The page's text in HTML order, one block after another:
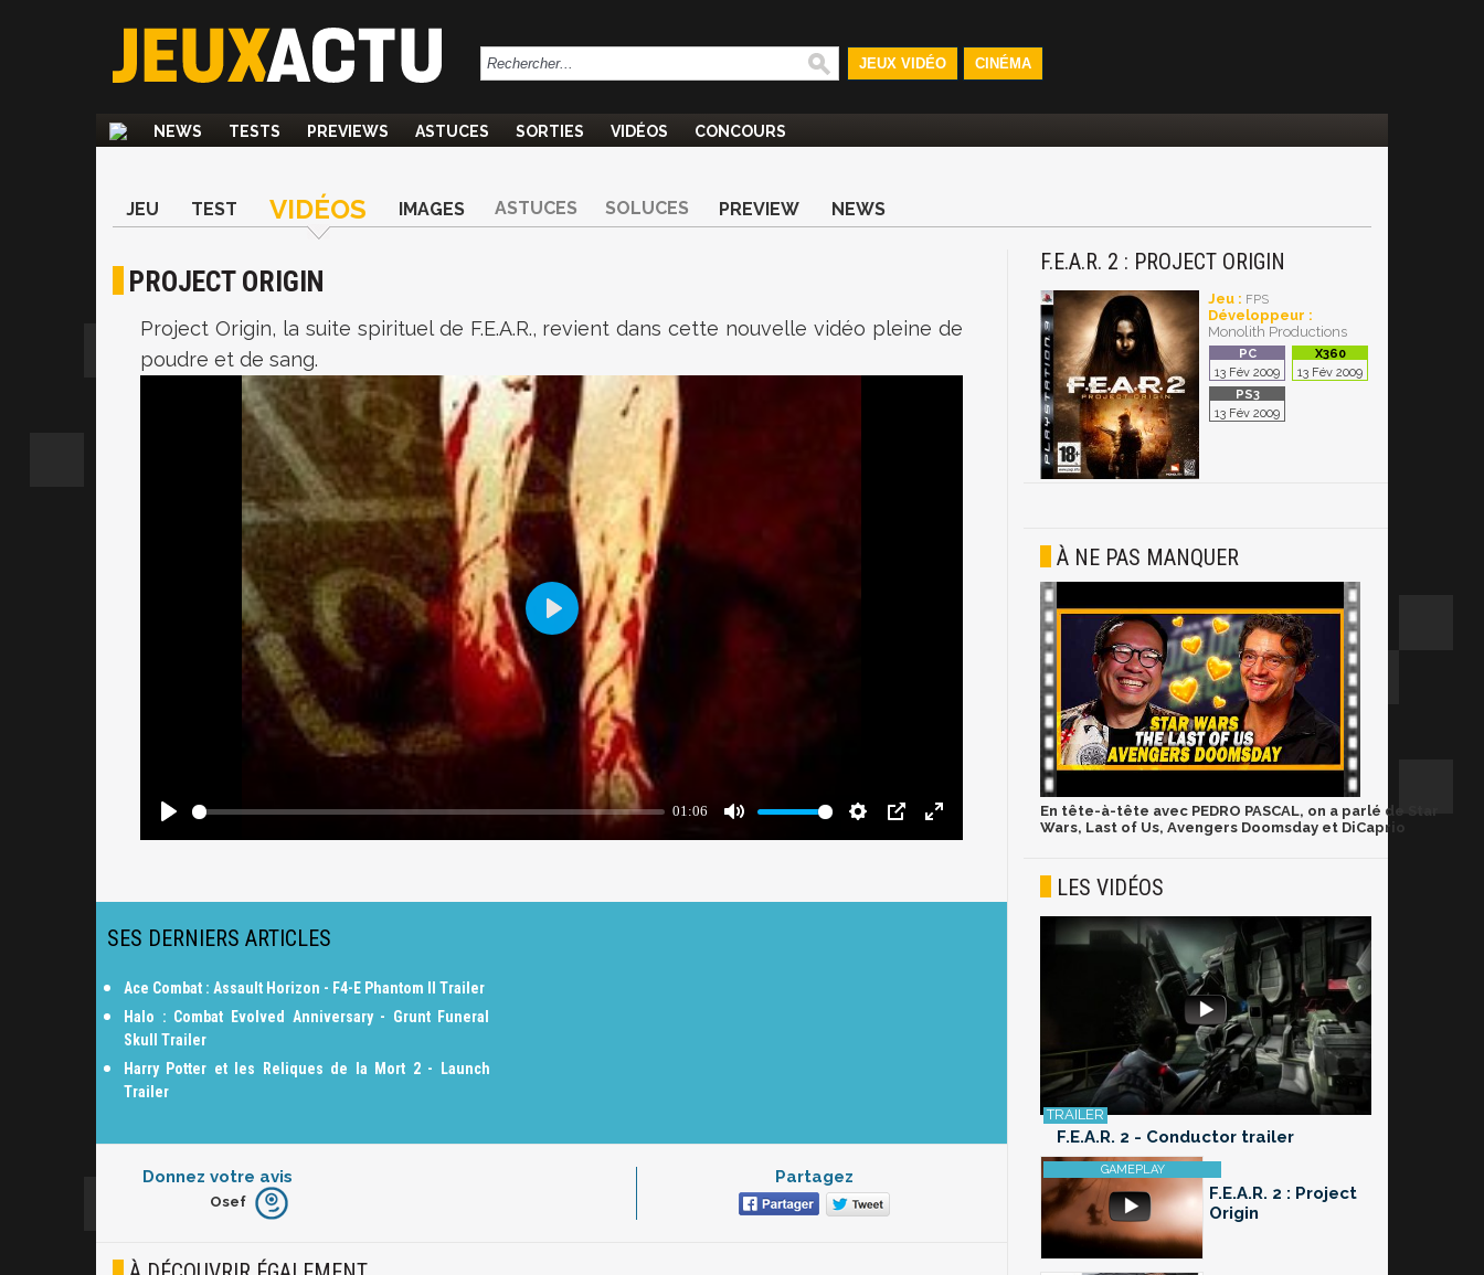
JEUX VIDÉO CINÉMA
NEWS TESTS PREVIEWS ASTUCES SORTIES VIDÉOS CONCOURS
JEU TEST VIDÉOS IMAGES ASTUCES SOLUCES PREVIEW NEWS
PROJECT ORIGIN
Project Origin, la suite spirituel de F.E.A.R., revient dans cette nouvelle vidéo pleine de
poudre et de sang.
SES DERNIERS ARTICLES
Ace Combat : Assault Horizon - F4-E Phantom II Trailer
Halo : Combat Evolved Anniversary - Grunt Funeral
Skull Trailer
Harry Potter et les Reliques de la Mort 2 - Launch
Trailer
Donnez votre avis
Furieux
Osef
Partagez
F.E.A.R. 2 : PROJECT ORIGIN
Jeu : FPS
Développeur :
Monolith Productions
13 Fév 2009 13 Fév 2009
13 Fév 2009
À NE PAS MANQUER
En tête-à-tête avec PEDRO PASCAL, on a parlé de Star
Wars, Last of Us, Avengers Doomsday et DiCaprio
LES VIDÉOS
F.E.A.R. 2 - Conductor trailer
F.E.A.R. 2 : Project
Origin